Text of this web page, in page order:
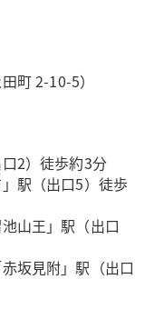
町 2-10-5）
2）徒歩約3分
駅（出口5）徒歩
山王」駅（出口
坂見附」駅（出口